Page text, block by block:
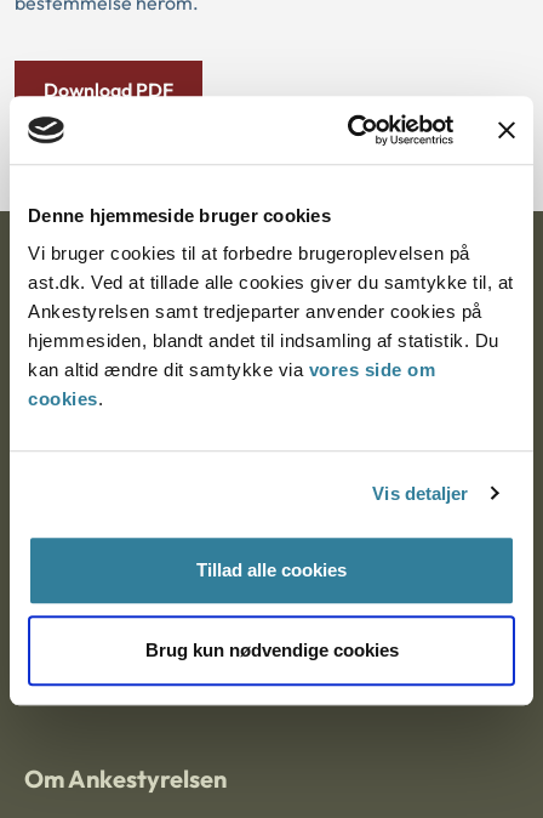
Denne hjemmeside bruger cookies
Vi bruger cookies til at forbedre brugeroplevelsen på
ast.dk. Ved at tillade alle cookies giver du samtykke til, at
Ankestyrelsen samt tredjeparter anvender cookies på
hjemmesiden, blandt andet til indsamling af statistik. Du
kan altid ændre dit samtykke via vores side om
cookies.
Vis detaljer
Tillad alle cookies
Brug kun nødvendige cookies
Download PDF
Ankestyrelsen
Postadresse:
Nytorv 7, 2. sal
9000 Aalborg
Ankestyrelsen København
EAN: 57 98 000 35 48 21
CVR: 1007 4002
Om Ankestyrelsen